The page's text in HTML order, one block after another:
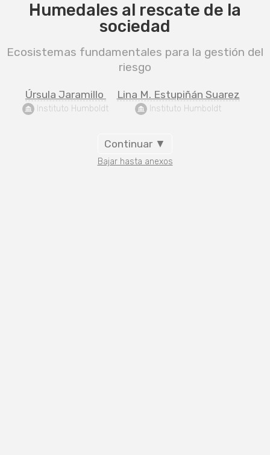
Humedales al rescate de la
sociedad
Ecosistemas fundamentales para la gestión del
riesgo
Úrsula Jaramillo
Instituto Humboldt
Lina M. Estupiñán Suarez
Instituto Humboldt
Continuar ▼
Bajar hasta anexos